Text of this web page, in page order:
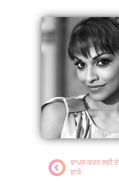
ਵਾਪਸ ਕਰਨ ਲਈ ਦੇ
ਬਾਰੇ